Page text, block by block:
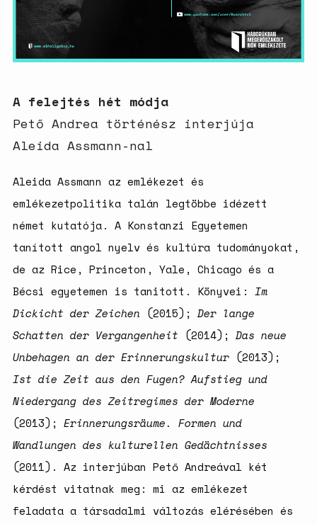
A felejtés hét módja
Pető Andrea történész interjúja
Aleida Assmann-nal
Aleida Assmann az emlékezet és
emlékezetpolitika talán legtöbbe idézett
német kutatója. A Konstanzi Egyetemen
tanított angol nyelv és kultúra tudományokat,
de az Rice, Princeton, Yale, Chicago és a
Bécsi egyetemen is tanitott. Könyvei: Im
Dickicht der Zeichen (2015); Der lange
Schatten der Vergangenheit (2014); Das neue
Unbehagen an der Erinnerungskultur(2013);
Ist die Zeit aus den Fugen? Aufstieg und
Niedergang des Zeitregimes der Moderne
(2013); Erinnerungsräume. Formen und
Wandlungen des kulturellen Gedächtnisses
(2011). Az interjúban Pető Andreával két
kérdést vitatnak meg: mi az emlékezet
feladata a társadalmi változás elérésében és